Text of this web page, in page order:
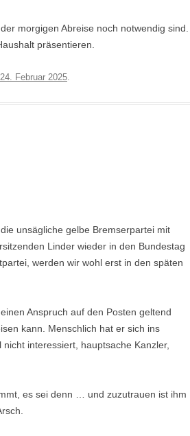
morgigen Abreise noch notwendig sind.
präsentieren.
24. Februar 2025.
unsägliche gelbe Bremserpartei mit
Linder wieder in den Bundestag
werden wir wohl erst in den späten
Anspruch auf den Posten geltend
kann. Menschlich hat er sich ins
interessiert, hauptsache Kanzler,
es sei denn … und zuzutrauen ist ihm